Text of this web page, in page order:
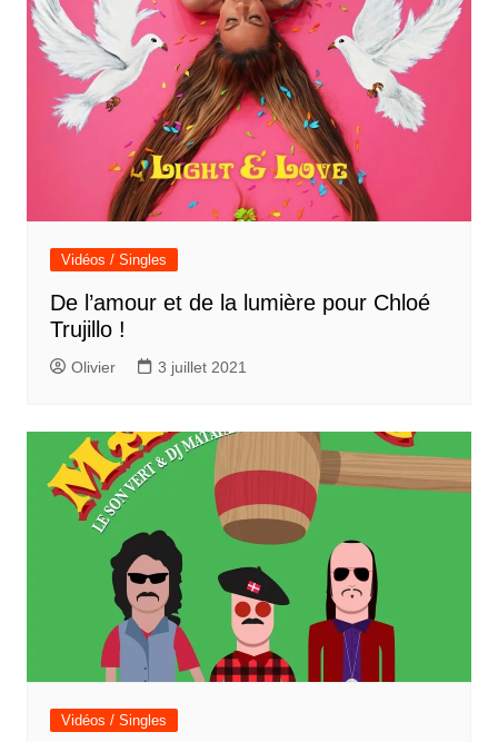
Vidéos / Singles
De l’amour et de la lumière pour Chloé
Trujillo !
Olivier 3 juillet 2021
Vidéos / Singles